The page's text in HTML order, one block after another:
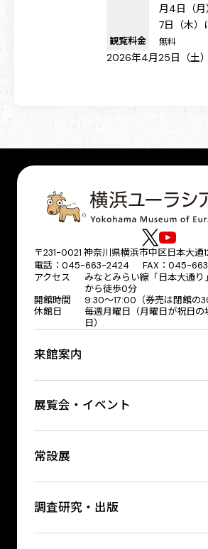
2026年4月25日（土）
月4日（月
7日（木）
観覧料金 無料
〒231-0021 神奈川県横浜市中区日本大通
電話：045-663-2424 FAX：045-
アクセス
みなとみらい線「日本大通り
から徒歩0分
開館時間
9:30～17:00（券売は閉館の
休館日
毎週月曜日（月曜日が祝日の
日）
来館案内
展覧会・イベント
常設展
調査研究・出版